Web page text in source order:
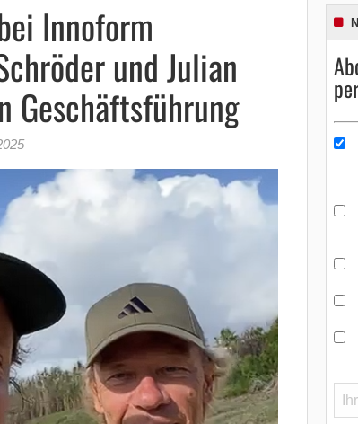
Innoform
und Julian
Geschäftsführung